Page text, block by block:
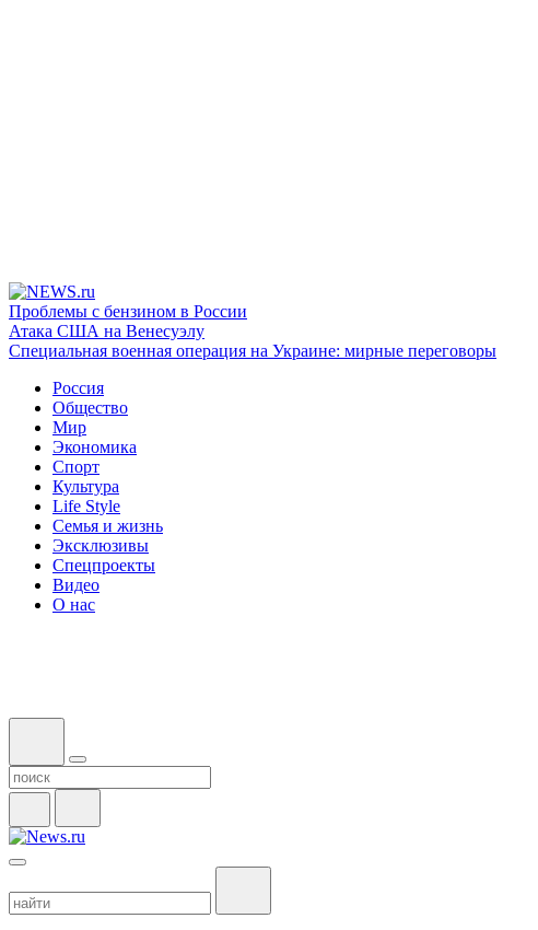
Проблемы с бензином в России
Атака США на Венесуэлу
Специальная военная операция на Украине: мирные переговоры
Россия
Общество
Мир
Экономика
Спорт
Культура
Life Style
Семья и жизнь
Эксклюзивы
Спецпроекты
Видео
О нас